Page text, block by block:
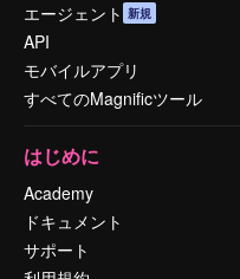
エージェント 新規
API
モバイルアプリ
すべてのMagnificツール
はじめに
Academy
ドキュメント
サポート